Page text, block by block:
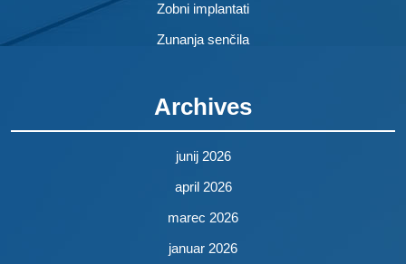
Zobni implantati
Zunanja senčila
Archives
junij 2026
april 2026
marec 2026
januar 2026